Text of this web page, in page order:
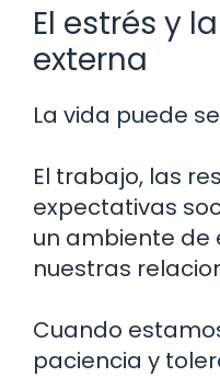
El estrés y
externa
La vida puede
El trabajo, las
expectativas
un ambiente de
nuestras
Cuando
paciencia y